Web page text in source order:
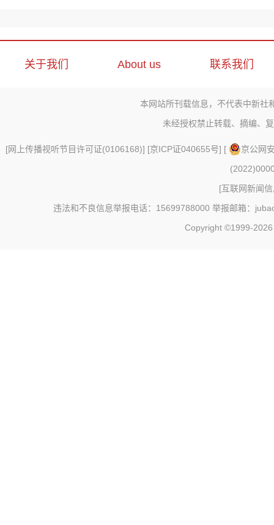
关于我们 About us 联系我们
本网站所刊载信息，不代表中新社
未经授权禁止转载、摘编、
[网上传播视听节目许可证(0106168)] [京ICP证040655号] [
京公网
[互联网新闻
违法和不良信息举报电话：15699788000 举报邮箱：
Copyright ©1999-